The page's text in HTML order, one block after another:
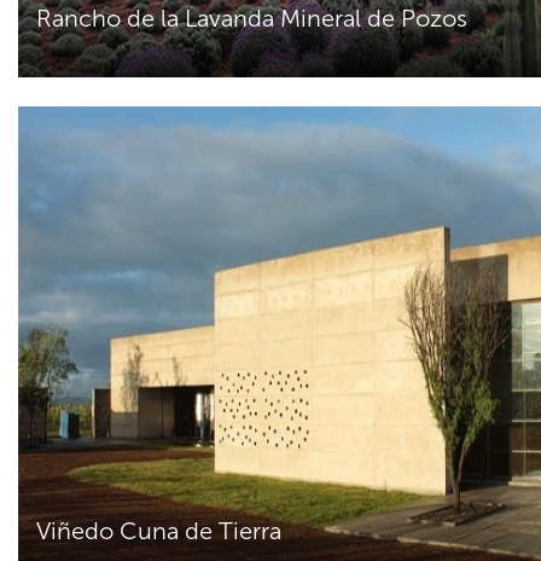
Rancho de la Lavanda Mineral de Pozos
Viñedo Cuna de Tierra